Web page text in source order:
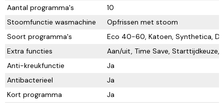
Aantal programma's
10
Stoomfunctie wasmachine
Opfrissen met stoom
Soort programma's
Eco 40-60, Katoen, Synthetica,
Extra functies
Aan/uit, Time Save, Starttijdkeuze,
Anti-kreukfunctie
Ja
Antibacterieel
Ja
Kort programma
Ja